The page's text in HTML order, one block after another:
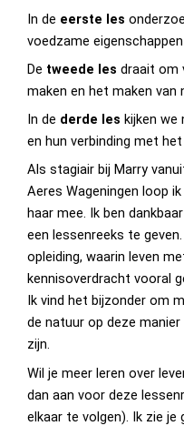
In de eerste les
voedzame eigenschappen
De tweede les draait om
maken en het maken van
In de derde les kijken we
en hun verbinding met
Als stagiair bij Marry
Aeres Wageningen loop
haar mee. Ik ben
een lessenreeks te
opleiding, waarin leven
kennisoverdracht vooral
Ik vind het bijzonder om
de natuur op deze
zijn.
Wil je meer leren over
dan aan voor deze
elkaar te volgen). Ik zie je